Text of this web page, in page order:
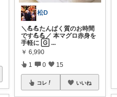
松D
＼💪💪たんぱく質のお時間
です💪💪／ 本マグロ赤身を
手軽に 🄶 ...
￥ 6,990
1 0 15
コレ いいね